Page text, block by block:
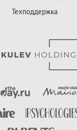
Техподдержка